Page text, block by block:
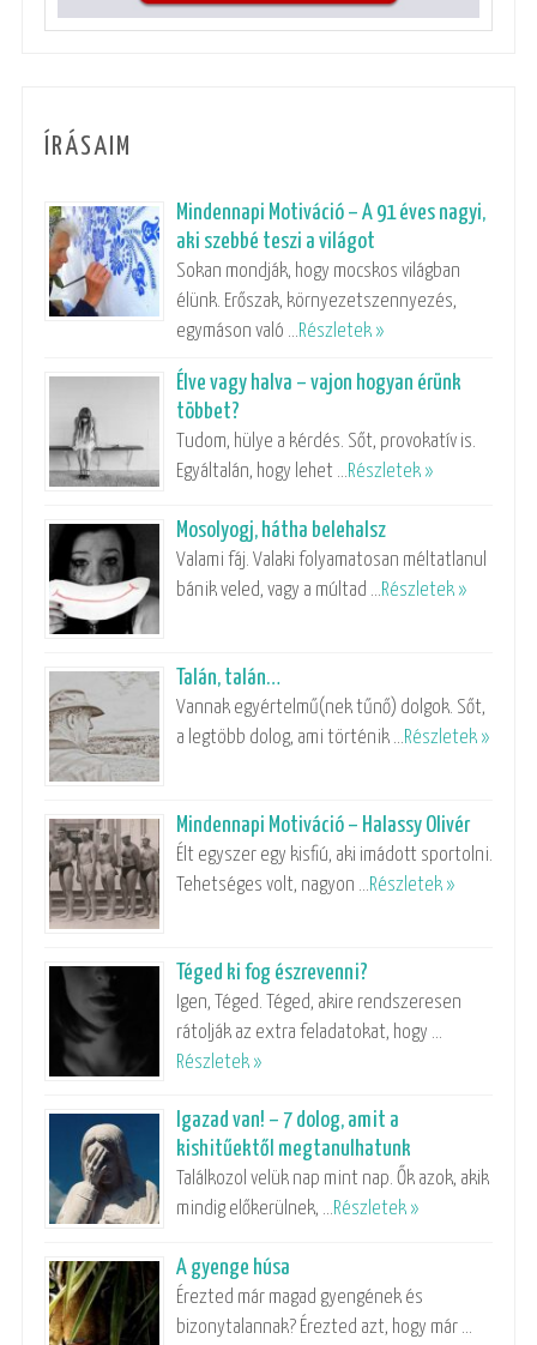
ÍRÁSAIM
Mindennapi Motiváció – A 91 éves nagyi,
aki szebbé teszi a világot
Sokan mondják, hogy mocskos világban
élünk. Erőszak, környezetszennyezés,
egymáson való …Részletek »
Élve vagy halva – vajon hogyan érünk
többet?
Tudom, hülye a kérdés. Sőt, provokatív is.
Egyáltalán, hogy lehet …Részletek »
Mosolyogj, hátha belehalsz
Valami fáj. Valaki folyamatosan méltatlanul
bánik veled, vagy a múltad …Részletek »
Talán, talán…
Vannak egyértelmű(nek tűnő) dolgok. Sőt,
a legtöbb dolog, ami történik …Részletek »
Mindennapi Motiváció – Halassy Olivér
Élt egyszer egy kisfiú, aki imádott sportolni.
Tehetséges volt, nagyon …Részletek »
Téged ki fog észrevenni?
Igen, Téged. Téged, akire rendszeresen
rátolják az extra feladatokat, hogy …
Részletek »
Igazad van! – 7 dolog, amit a
kishitűektől megtanulhatunk
Találkozol velük nap mint nap. Ők azok, akik
mindig előkerülnek, …Részletek »
A gyenge húsa
Érezted már magad gyengének és
bizonytalannak? Érezted azt, hogy már …